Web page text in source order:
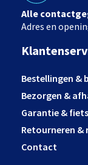
Alle
Adres en
Bestellingen &
Bezorgen &
Garantie &
Retourneren &
Contact